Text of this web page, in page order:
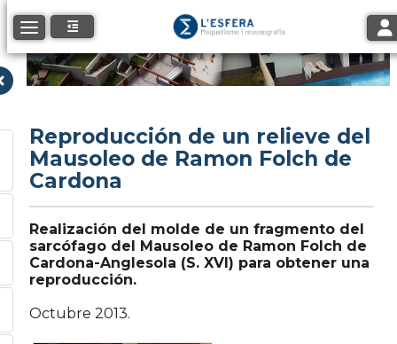
Toggle navigation
Reproducción de un relieve del
Mausoleo de Ramon Folch de
Cardona
Realización del molde de un fragmento del
sarcófago del Mausoleo de Ramon Folch de
Cardona-Anglesola (S. XVI) para obtener una
reproducción.
Octubre 2013.